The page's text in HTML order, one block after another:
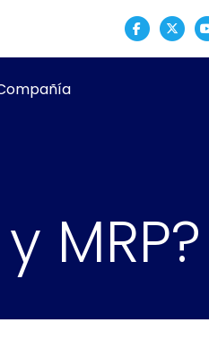
MRP?